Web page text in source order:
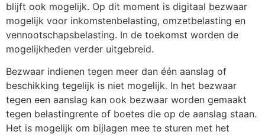
blijft ook mogelijk. Op dit moment is digitaal bezwaar
mogelijk voor inkomstenbelasting, omzetbelasting en
vennootschapsbelasting. In de toekomst worden de
mogelijkheden verder uitgebreid.
Bezwaar indienen tegen meer dan één aanslag of
beschikking tegelijk is niet mogelijk. In het bezwaar
tegen een aanslag kan ook bezwaar worden gemaakt
tegen belastingrente of boetes die op de aanslag staan.
Het is mogelijk om bijlagen mee te sturen met het